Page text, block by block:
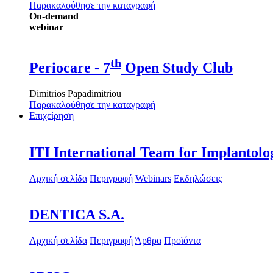
Παρακαλούθησε την καταγραφή
On-demand
webinar
Periocare - 7th Open Study Club
Dimitrios Papadimitriou
Παρακαλούθησε την καταγραφή
Επιχείρηση
ITI International Team for
Αρχική σελίδα Περιγραφή Webinars Εκδηλώσεις
DENTICA S.A.
Αρχική σελίδα Περιγραφή Άρθρα Προϊόντα